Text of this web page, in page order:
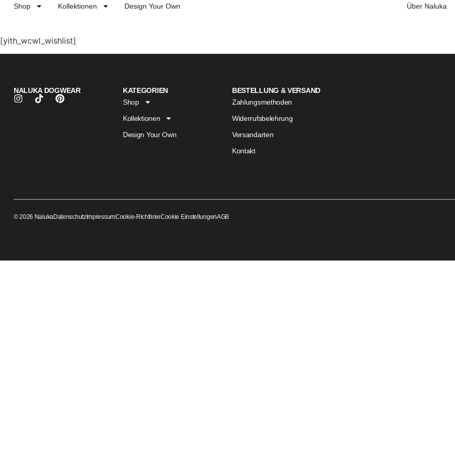
Shop Kollektionen Design Your Own Über Naluka
[yith_wcwl_wishlist]
NALUKA DOGWEAR
KATEGORIEN
Shop
Kollektionen
Design Your Own
BESTELLUNG & VERSAND
Zahlungsmethoden
Widerrufsbelehrung
Versandarten
Kontakt
© 2026 NalukaDatenschutzImpressumCookie-RichtlinieCookie EinstellungenAGB